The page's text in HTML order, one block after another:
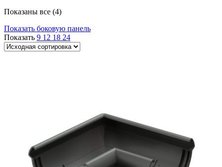
Показаны все (4)
Показать боковую панель
Показать 9 12 18 24